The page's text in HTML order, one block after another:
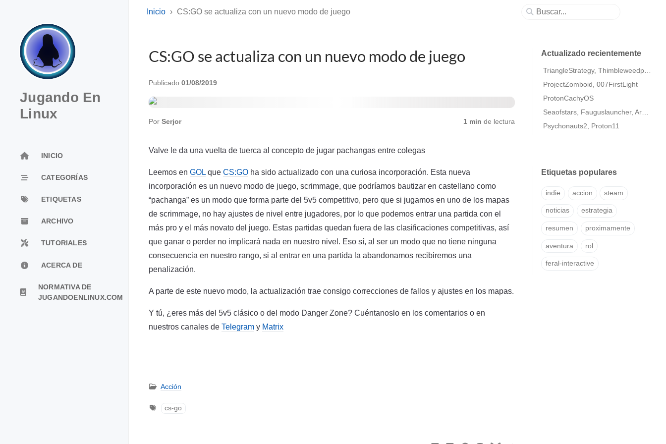
Jugando En
Linux
INICIO
CATEGORÍAS
ETIQUETAS
ARCHIVO
TUTORIALES
ACERCA DE
NORMATIVA DE
JUGANDOENLINUX.COM
Inicio CS:GO se actualiza con un nuevo modo de juego
CS:GO se actualiza con un nuevo modo de juego
Publicado 01/08/2019
Por Serjor 1 min de lectura
Valve le da una vuelta de tuerca al concepto de jugar pachangas entre colegas
Leemos en GOL que CS:GO ha sido actualizado con una curiosa incorporación. Esta nueva
incorporación es un nuevo modo de juego, scrimmage, que podríamos bautizar en castellano como
“pachanga” es un modo que forma parte del 5v5 competitivo, pero que si jugamos en uno de los mapas
de scrimmage, no hay ajustes de nivel entre jugadores, por lo que podemos entrar una partida con el
más pro y el más novato del juego. Estas partidas quedan fuera de las clasificaciones competitivas, así
que ganar o perder no implicará nada en nuestro nivel. Eso sí, al ser un modo que no tiene ninguna
consecuencia en nuestro rango, si al entrar en una partida la abandonamos recibiremos una
penalización.
A parte de este nuevo modo, la actualización trae consigo correcciones de fallos y ajustes en los mapas.
Y tú, ¿eres más del 5v5 clásico o del modo Danger Zone? Cuéntanoslo en los comentarios o en
nuestros canales de Telegram y Matrix
Acción
cs-go
Actualizado recientemente
ProjectZomboid, 007FirstLight
ProtonCachyOS
Psychonauts2, Proton11
Etiquetas populares
indie accion steam
noticias estrategia
resumen proximamente
aventura rol
feral-interactive